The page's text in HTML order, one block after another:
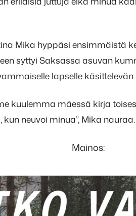
Mika hyppäsi ensimmäistä
syttyi Saksassa asuvan
lapselle
kuulemma mäessä kirja
neuvoi minua”, Mika nauraa.
Mainos: